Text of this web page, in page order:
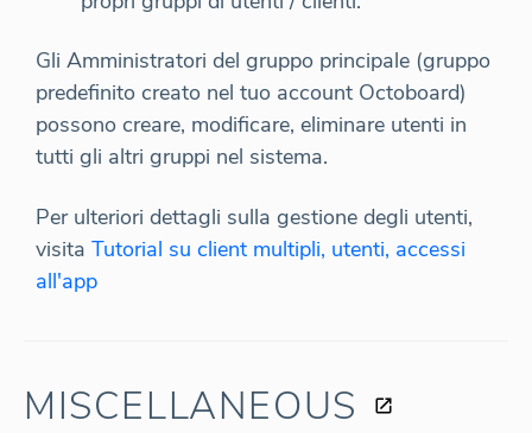
Gli Amministratori del gruppo principale (gruppo
predefinito creato nel tuo account Octoboard)
possono creare, modificare, eliminare utenti in
tutti gli altri gruppi nel sistema.
Per ulteriori dettagli sulla gestione degli utenti,
visita Tutorial su client multipli, utenti, accessi
all'app
MISCELLANEOUS